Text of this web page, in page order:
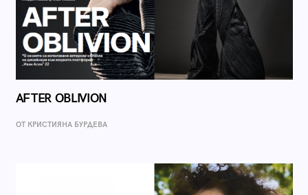
AFTER OBLIVION
ОТ КРИСТИЯНА БУРДЕВА